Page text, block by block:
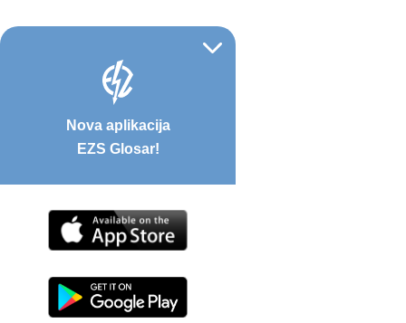
Nova aplikacija
EZS Glosar!